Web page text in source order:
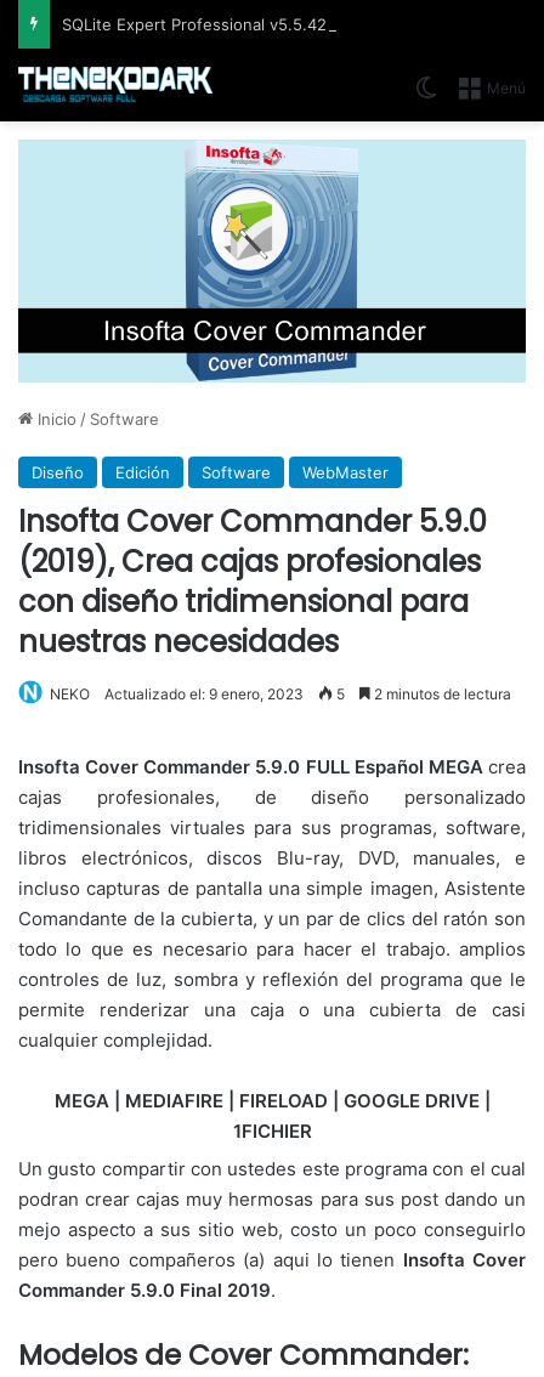
Menú
Switch skin
Inicio / Software
Diseño Edición Software WebMaster
Insofta Cover Commander 5.9.0
(2019), Crea cajas profesionales
con diseño tridimensional para
nuestras necesidades
NEKO Actualizado el: 9 enero, 2023 5 2 minutos de lectura
Insofta Cover Commander 5.9.0 FULL Español MEGAcrea
cajas profesionales, de diseño personalizado
tridimensionales virtuales para sus programas, software,
libros electrónicos, discos Blu-ray, DVD, manuales, e
incluso capturas de pantalla una simple imagen, Asistente
Comandante de la cubierta, y un par de clics del ratón son
todo lo que es necesario para hacer el trabajo. amplios
controles de luz, sombra y reflexión del programa que le
permite renderizar una caja o una cubierta de casi
cualquier complejidad.
MEGA | MEDIAFIRE | FIRELOAD | GOOGLE DRIVE |
1FICHIER
Un gusto compartir con ustedes este programa con el cual
podran crear cajas muy hermosas para sus post dando un
mejo aspecto a sus sitio web, costo un poco conseguirlo
pero bueno compañeros (a) aqui lo tienen Insofta Cover
Commander 5.9.0 Final 2019.
Modelos de Cover Commander: